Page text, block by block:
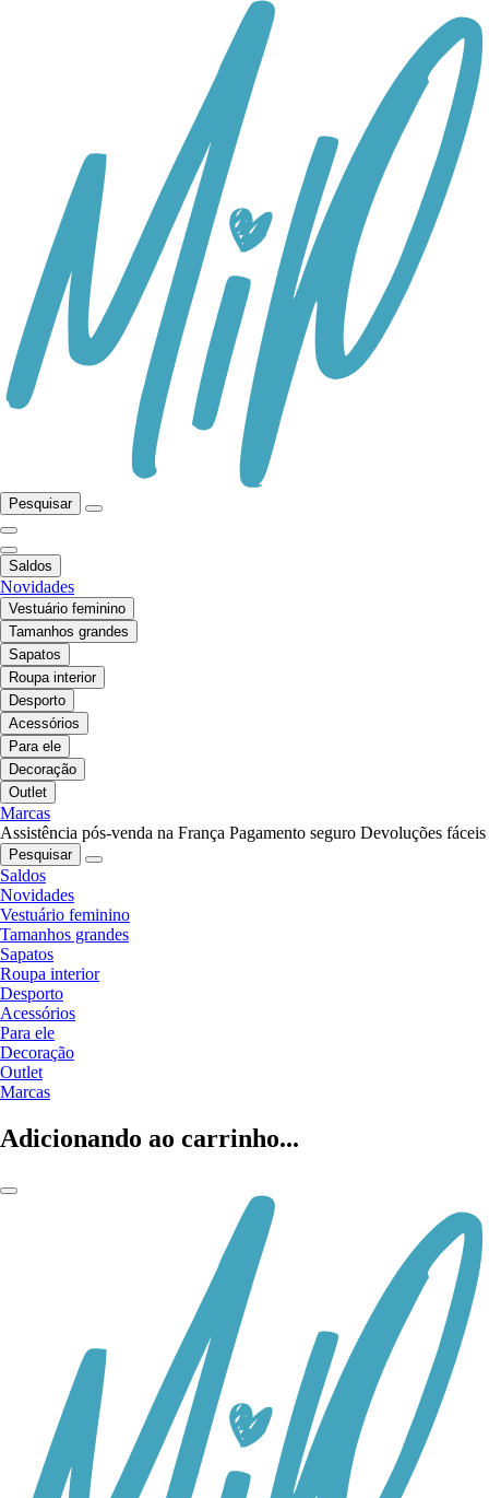
Pesquisar
Saldos
Novidades
Vestuário feminino
Tamanhos grandes
Sapatos
Roupa interior
Desporto
Acessórios
Para ele
Decoração
Outlet
Marcas
Assistência pós-venda na França Pagamento seguro Devoluções fáceis
Pesquisar
Saldos
Novidades
Vestuário feminino
Tamanhos grandes
Sapatos
Roupa interior
Desporto
Acessórios
Para ele
Decoração
Outlet
Marcas
Adicionando ao carrinho...